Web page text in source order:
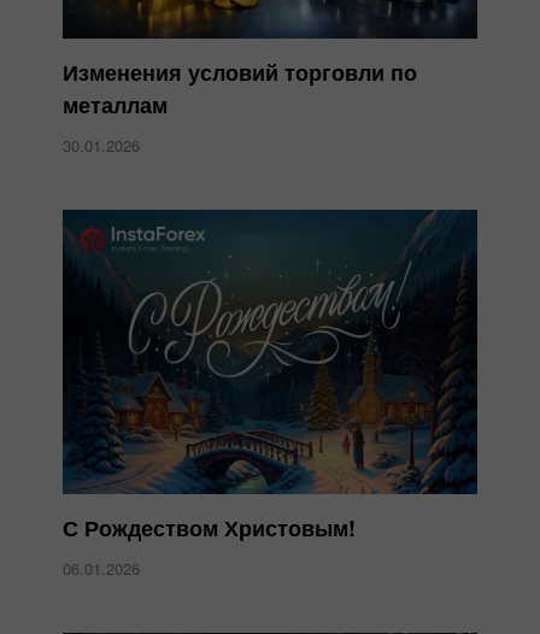
Изменения условий торговли по
металлам
30.01.2026
С Рождеством Христовым!
06.01.2026